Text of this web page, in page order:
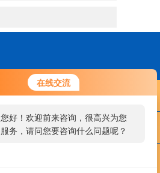
在线交流
您好！欢迎前来咨询，很高兴为您
服务，请问您要咨询什么问题呢？